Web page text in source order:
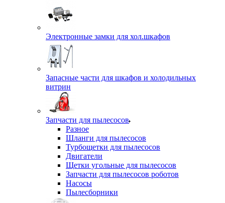
Электронные замки для хол.шкафов
Запасные части для шкафов и холодильных
витрин
Запчасти для пылесосов
Разное
Шланги для пылесосов
Турбощетки для пылесосов
Двигатели
Щетки угольные для пылесосов
Запчасти для пылесосов роботов
Насосы
Пылесборники